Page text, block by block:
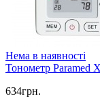
Нема в наявності
Тонометр Paramed
634грн.